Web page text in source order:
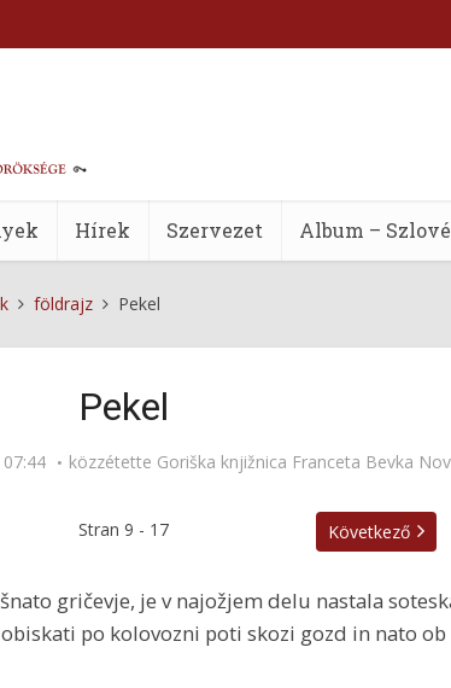
Hírek Szervezet Album –
földrajz Pekel
Pekel
közzétette Goriška knjižnica Franceta Bevka
Stran 9 - 17 Következő
gričevje, je v najožjem delu nastala
po kolovozni poti skozi gozd in nato